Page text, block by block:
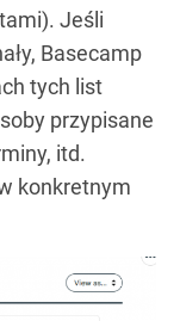
Jeśli
Basecamp
tych list
przypisane
itd.
konkretnym